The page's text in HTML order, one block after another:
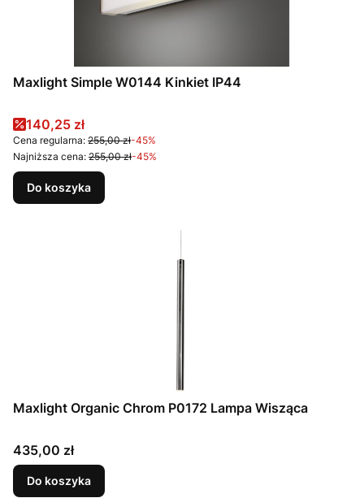
Maxlight Simple W0144 Kinkiet IP44
Cena promocyjna
140,25 zł
Cena regularna: 255,00 zł-45%
Najniższa cena: 255,00 zł-45%
Do koszyka
Maxlight Organic Chrom P0172 Lampa Wisząca
Cena
435,00 zł
Do koszyka